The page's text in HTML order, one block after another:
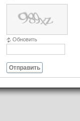
Обновить
Отправить